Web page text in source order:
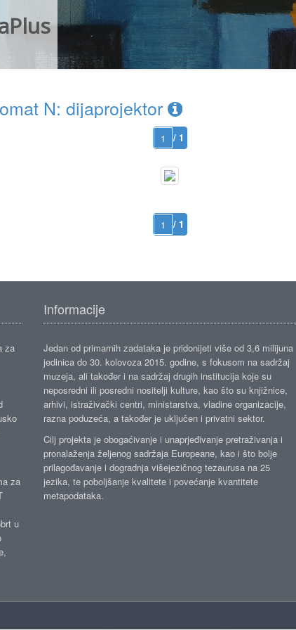
N: dijaprojektor
/ 1
/ 1
za
za
u
Informacije
Jedan od primarnih zadataka je pridonijeti više od 3,6 milijuna
jedinica do 30. kolovoza 2015. godine, s fokusom na sadržaj
muzeja, ali također i na sadržaj drugih institucija koje su
neposredni ili posredni nositelji kulture, kao što su knjižnice,
arhivi, istraživački centri, ministarstva, vladine organizacije,
razna poduzeća, a također je uključen i privatni sektor.
Cilj projekta je obogaćivanje i unaprjeđivanje pretraživanja i
pronalaženja željenog sadržaja Europeane, kao i što bolje
prilagođavanje i dogradnja višejezičnog tezaurusa na 25
jezika, te poboljšanje kvalitete i povećanje kvantitete
metapodataka.